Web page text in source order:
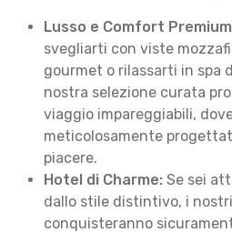
Lusso e Comfort
svegliarti con viste
gourmet o rilassarti in spa
nostra selezione curata
viaggio impareggiabili,
meticolosamente
piacere.
Hotel di Charme: Se sei
dallo stile distintivo, i
conquisteranno